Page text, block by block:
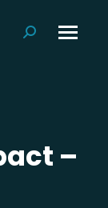
Suchen:
–